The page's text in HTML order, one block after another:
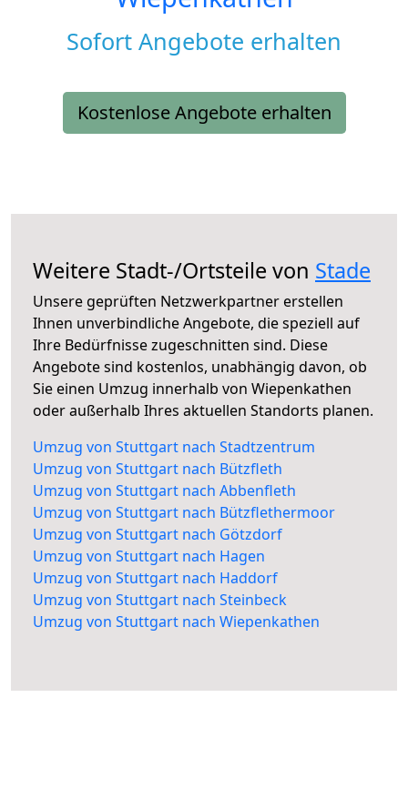
Sofort Angebote erhalten
Kostenlose Angebote erhalten
Weitere Stadt-/Ortsteile von Stade
Unsere geprüften Netzwerkpartner erstellen
Ihnen unverbindliche Angebote, die speziell auf
Ihre Bedürfnisse zugeschnitten sind. Diese
Angebote sind kostenlos, unabhängig davon, ob
Sie einen Umzug innerhalb von Wiepenkathen
oder außerhalb Ihres aktuellen Standorts planen.
Umzug von Stuttgart nach Stadtzentrum
Umzug von Stuttgart nach Bützfleth
Umzug von Stuttgart nach Abbenfleth
Umzug von Stuttgart nach Bützflethermoor
Umzug von Stuttgart nach Götzdorf
Umzug von Stuttgart nach Hagen
Umzug von Stuttgart nach Haddorf
Umzug von Stuttgart nach Steinbeck
Umzug von Stuttgart nach Wiepenkathen